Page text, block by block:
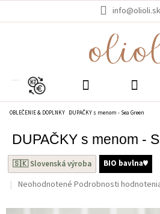
info@olioli.sk
EUR
OBLEČENIE & DOPLNKY DUPAČKY s menom - Sea Green
DUPAČKY s menom -
BIO bavlna♥︎
🇸🇰 Slovenská výroba
Priemerné
produktu
Neohodnotené Podrobnosti